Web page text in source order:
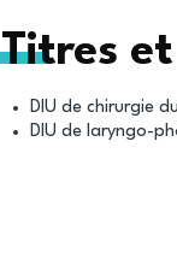
Titres
DIU de chirurgie
DIU de laryngo-